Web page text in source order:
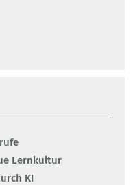
Lernkultur
KI